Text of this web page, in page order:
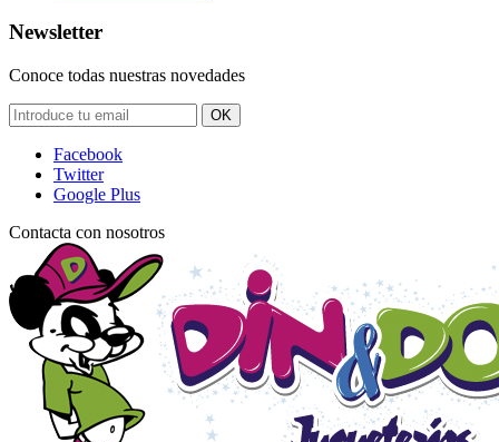
Newsletter
Conoce todas nuestras novedades
OK
Facebook
Twitter
Google Plus
Contacta con nosotros